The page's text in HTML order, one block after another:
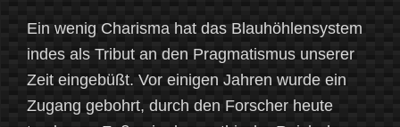
Ein wenig Charisma hat das Blauhöhlensystem
indes als Tribut an den Pragmatismus unserer
Zeit eingebüßt. Vor einigen Jahren wurde ein
Zugang gebohrt, durch den Forscher heute